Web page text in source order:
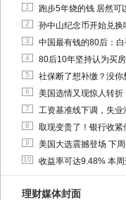
1 跑步5年烧的钱 居然可
2 孙中山纪念币开始兑
3 中国最有钱的80后：
4 80后10年坚持认为买
5 社保断了想补缴？没你
6 美国选情又现惊人转
7 工资基准线下调，失业
8 取现变贵了！银行收
9 美国大选震撼登场 下
10 收益率可达9.48% 本周
理财媒体封面